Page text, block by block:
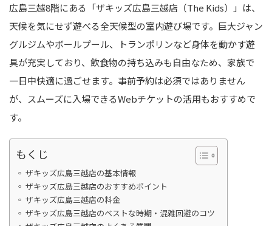
広島三越8階にある「ザキッズ広島三越店（The Kids）」は、
天候を気にせず遊べる全天候型の室内遊び場です。巨大ジャン
グルジムやボールプール、トランポリンなど身体を動かす遊
具が充実しており、飲食物の持ち込みも自由なため、家族で
一日中快適に過ごせます。事前予約は必須ではありません
が、スムーズに入場できるWebチケットの活用もおすすめで
す。
もくじ
ザキッズ広島三越店の基本情報
ザキッズ広島三越店のおすすめポイント
ザキッズ広島三越店の料金
ザキッズ広島三越店のベストな時期・混雑回避のコツ